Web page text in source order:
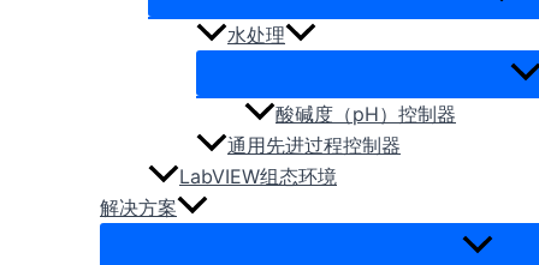
水处理
酸碱度（pH）控制器
通用先进过程控制器
LabVIEW组态环境
解决方案